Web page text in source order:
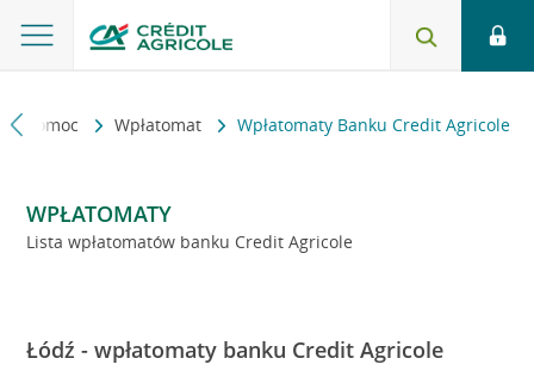
i pomoc Wpłatomat Wpłatomaty Banku Credit Agricole
WPŁATOMATY
Lista wpłatomatów banku Credit Agricole
Łódź - wpłatomaty banku Credit Agricole